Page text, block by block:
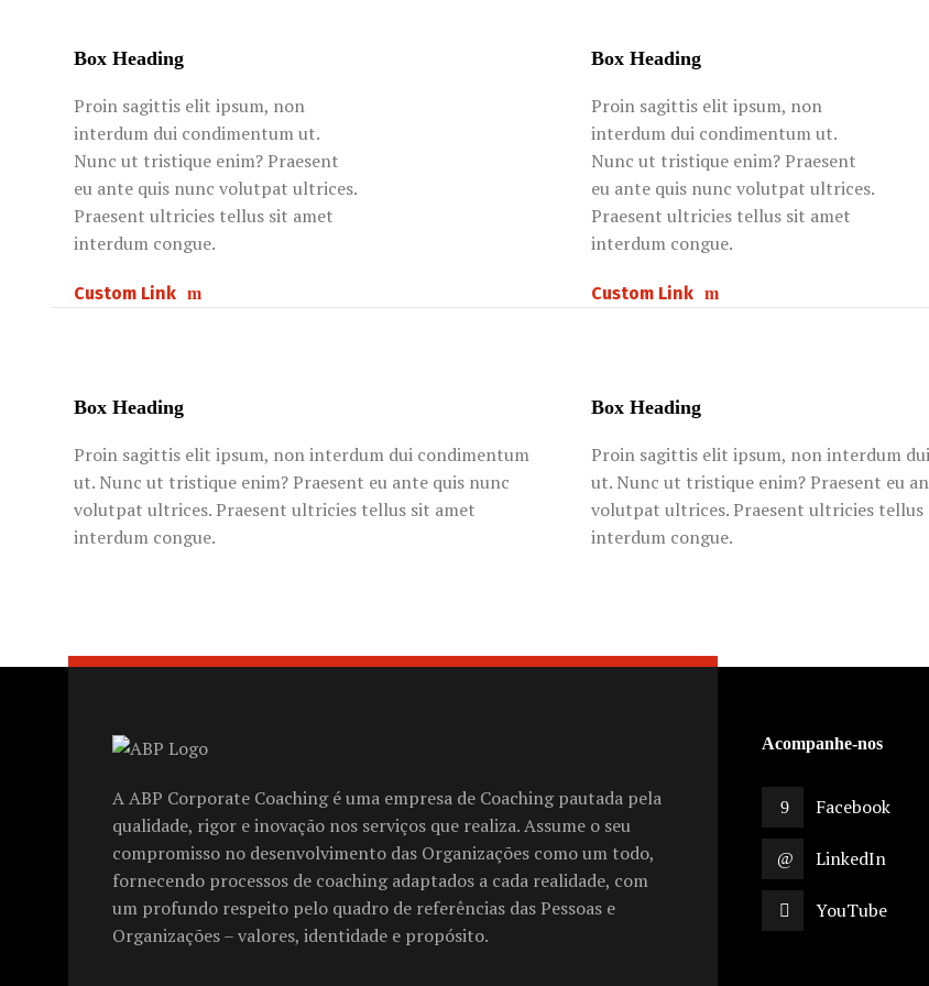
Box Heading
Proin sagittis elit ipsum, non
interdum dui condimentum ut.
Nunc ut tristique enim? Praesent
eu ante quis nunc volutpat ultrices.
Praesent ultricies tellus sit amet
interdum congue.
Custom Link
Box Heading
Proin sagittis elit ipsum, non
interdum dui condimentum ut.
Nunc ut tristique enim? Praesent
eu ante quis nunc volutpat ultrices.
Praesent ultricies tellus sit amet
interdum congue.
Custom Link
Box Heading
Proin sagittis elit ipsum, non interdum dui condimentum
ut. Nunc ut tristique enim? Praesent eu ante quis nunc
volutpat ultrices. Praesent ultricies tellus sit amet
interdum congue.
Box Heading
Proin sagittis elit ipsum, non interdum
ut. Nunc ut tristique enim? Praesent eu
volutpat ultrices. Praesent ultricies tellus
interdum congue.
A ABP Corporate Coaching é uma empresa de Coaching pautada pela
qualidade, rigor e inovação nos serviços que realiza. Assume o seu
compromisso no desenvolvimento das Organizações como um todo,
fornecendo processos de coaching adaptados a cada realidade, com
um profundo respeito pelo quadro de referências das Pessoas e
Organizações – valores, identidade e propósito.
Acompanhe-nos
Facebook
LinkedIn
YouTube